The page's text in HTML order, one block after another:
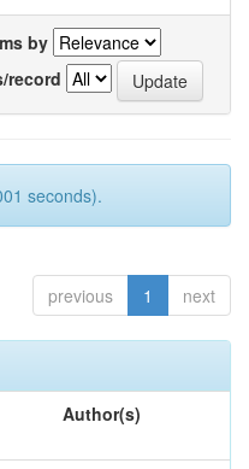
by
record
seconds).
previous 1 next
Author(s)